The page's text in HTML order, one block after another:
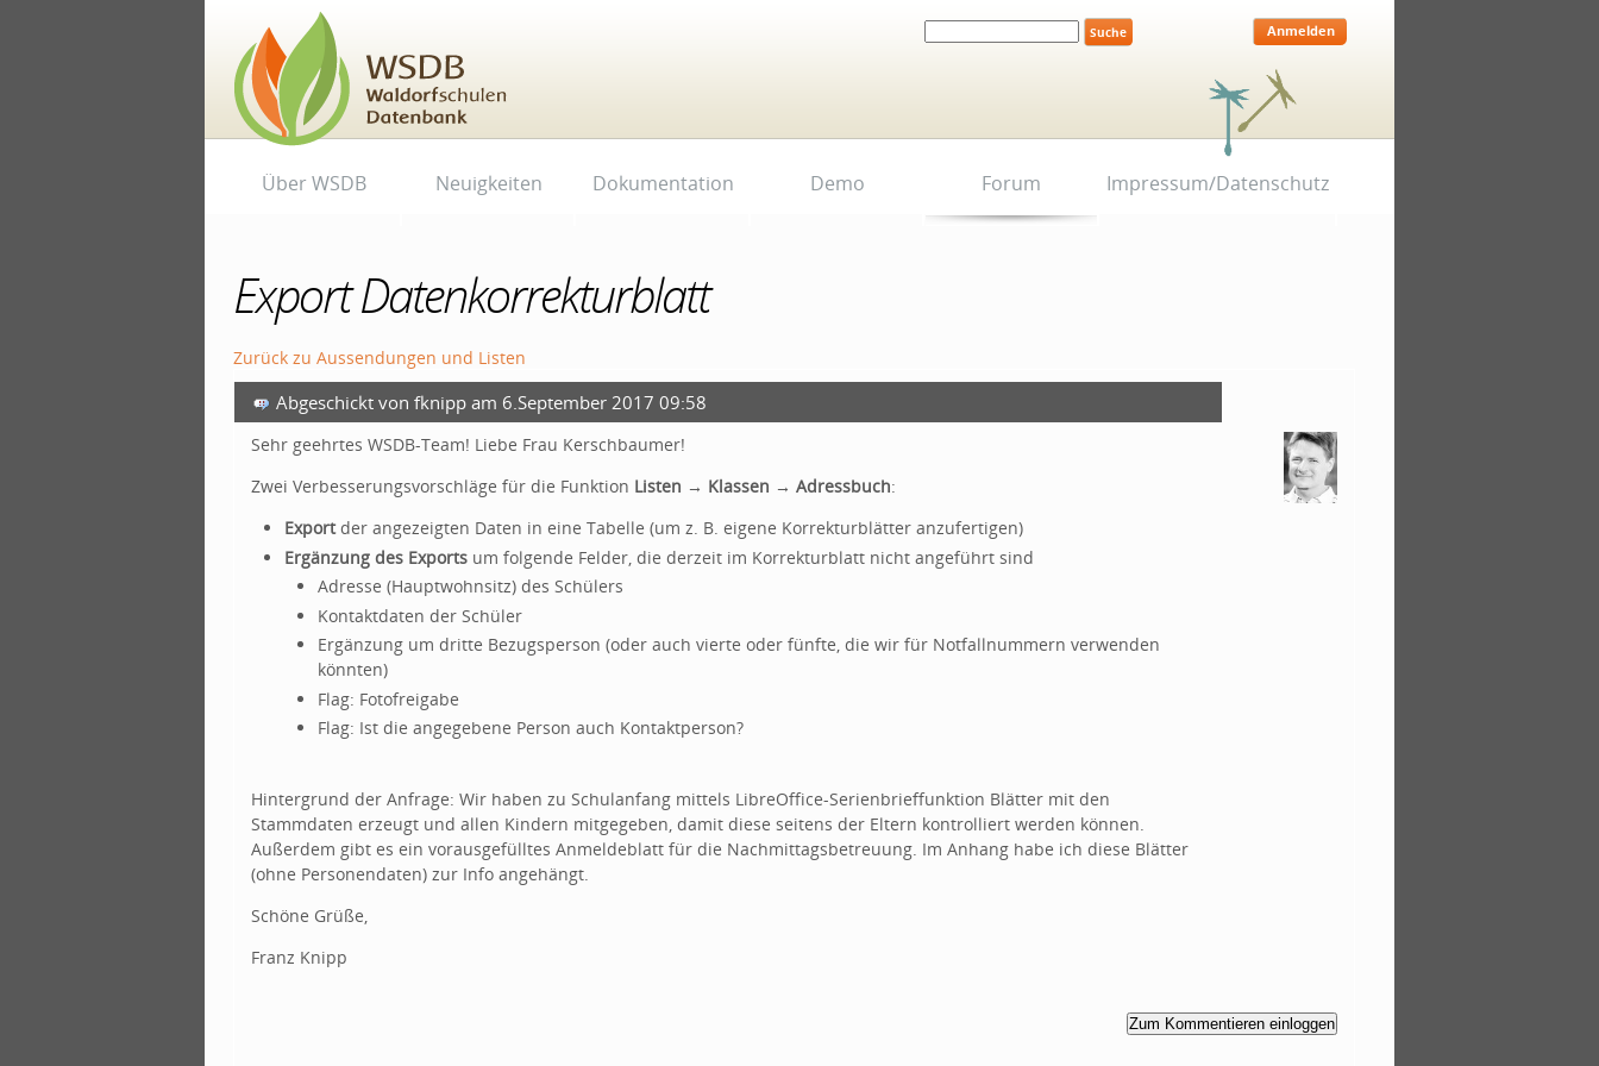
zum
Inhalt
|
Direkt
zur
Navigation
Website durchsuchen
Werkzeuge
Anmelden
Über WSDB Neuigkeiten Dokumentation Demo Forum Impressum/Datenschutz
Export Datenkorrekturblatt
Zurück zu Aussendungen und Listen
Abgeschickt von fknipp am 6.September 2017 09:58
Sehr geehrtes WSDB-Team! Liebe Frau Kerschbaumer!
Zwei Verbesserungsvorschläge für die Funktion Listen → Klassen → Adressbuch:
Exportder angezeigten Daten in eine Tabelle (um z. B. eigene Korrekturblätter anzufertigen)
Ergänzung des Exportsum folgende Felder, die derzeit im Korrekturblatt nicht angeführt sind
Adresse (Hauptwohnsitz) des Schülers
Kontaktdaten der Schüler
Ergänzung um dritte Bezugsperson (oder auch vierte oder fünfte, die wir für Notfallnummern verwenden
könnten)
Flag: Fotofreigabe
Flag: Ist die angegebene Person auch Kontaktperson?
Hintergrund der Anfrage: Wir haben zu Schulanfang mittels LibreOffice-Serienbrieffunktion Blätter mit den
Stammdaten erzeugt und allen Kindern mitgegeben, damit diese seitens der Eltern kontrolliert werden können.
Außerdem gibt es ein vorausgefülltes Anmeldeblatt für die Nachmittagsbetreuung. Im Anhang habe ich diese Blätter
(ohne Personendaten) zur Info angehängt.
Schöne Grüße,
Franz Knipp